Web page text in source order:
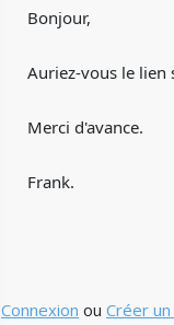
Bonjour,
Auriez-vous le lien
Merci d'avance.
Frank.
Connexion ou Créer